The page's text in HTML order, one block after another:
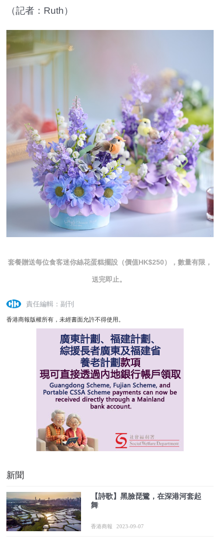
（記者：Ruth）
套餐贈送每位食客迷你絲花蛋糕擺設（價值HK$250），數量有限，
送完即止。
責任編輯：副刊
香港商報版權所有，未經書面允許不得使用。
新聞
【詩歌】黑臉琵鷺，在深港河套起
舞
香港商報 2023-09-07